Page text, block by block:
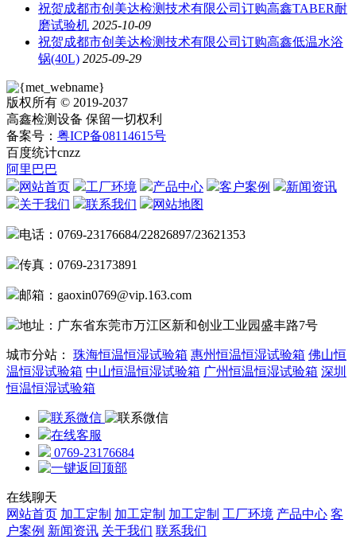
祝贺成都市创美达检测技术有限公司订购高鑫TABER耐
磨试验机 2025-10-09
祝贺成都市创美达检测技术有限公司订购高鑫低温水浴
锅(40L) 2025-09-29
版权所有 © 2019-2037
高鑫检测设备 保留一切权利
备案号： 粤ICP备08114615号
百度统计cnzz
阿里巴巴
网站首页
工厂环境 产品中心 客户案例
新闻资讯
关于我们
联系我们 网站地图
电话：0769-23176684/22826897/23621353
传真：0769-23173891
邮箱：gaoxin0769@vip.163.com
地址：广东省东莞市万江区新和创业工业园盛丰路7号
城市分站： 珠海恒温恒湿试验箱 惠州恒温恒湿试验箱 佛山恒
温恒湿试验箱 中山恒温恒湿试验箱 广州恒温恒湿试验箱 深圳
恒温恒湿试验箱
在线客服
0769-23176684
在线聊天
网站首页 加工定制 加工定制 加工定制 工厂环境 产品中心 客
户案例 新闻资讯 关于我们 联系我们